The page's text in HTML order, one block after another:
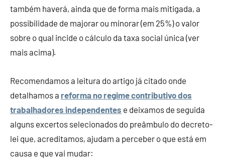
também haverá, ainda que de forma mais mitigada, a
possibilidade de majorar ou minorar (em 25%) o valor
sobre o qual incide o cálculo da taxa social única (ver
mais acima).
Recomendamos a leitura do artigo já citado onde
detalhamos a reforma no regime contributivo dos
trabalhadores independentes e deixamos de seguida
alguns excertos selecionados do preâmbulo do decreto-
lei que, acreditamos, ajudam a perceber o que está em
causa e que vai mudar: